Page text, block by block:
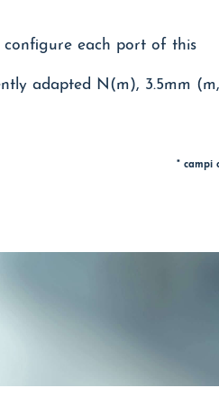
configure each port of this
adapted N(m), 3.5mm
* campi